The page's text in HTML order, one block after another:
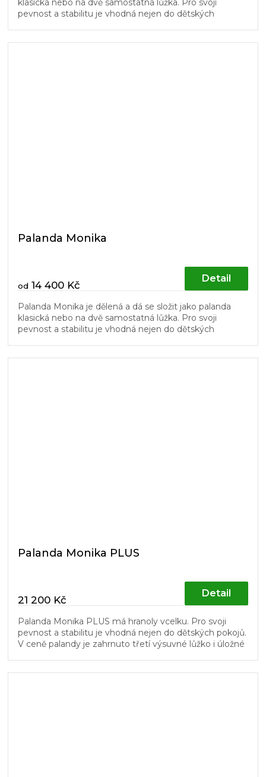
klasická nebo na dvě samostatná lůžka. Pro svoji
pevnost a stabilitu je vhodná nejen do dětských
Palanda Monika
od 14 400 Kč
Detail
Palanda Monika je dělená a dá se složit jako palanda
klasická nebo na dvě samostatná lůžka. Pro svoji
pevnost a stabilitu je vhodná nejen do dětských
Palanda Monika PLUS
21 200 Kč
Detail
Palanda Monika PLUS má hranoly vcelku. Pro svoji
pevnost a stabilitu je vhodná nejen do dětských pokojů.
V ceně palandy je zahrnuto třetí výsuvné lůžko i úložné